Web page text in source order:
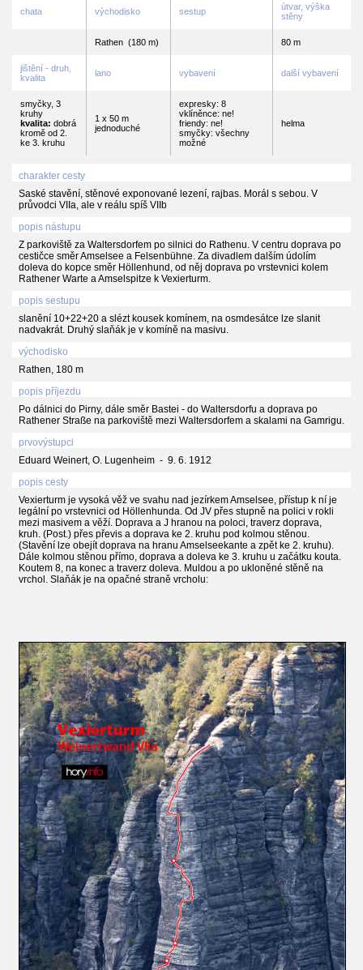
chata východisko sestup
útvar, výška
stěny
Rathen (180 m) 80 m
jištění - druh,
kvalita
lano vybavení další vybavení
smyčky, 3
kruhy
kvalita: dobrá
kromě od 2.
ke 3. kruhu
1 x 50 m
jednoduché
expresky: 8
vklíněnce: ne!
friendy: ne!
smyčky: všechny
možné
helma
charakter cesty
Saské stavění, stěnové exponované lezení, rajbas. Morál s sebou. V
průvodci VIIa, ale v reálu spíš VIIb
popis nástupu
Z parkoviště za Waltersdorfem po silnici do Rathenu. V centru doprava po
cestičce směr Amselsee a Felsenbühne. Za divadlem dalším údolím
doleva do kopce směr Höllenhund, od něj doprava po vrstevnici kolem
Rathener Warte a Amselspitze k Vexierturm.
popis sestupu
slanění 10+22+20 a slézt kousek komínem, na osmdesátce lze slanit
nadvakrát. Druhý slaňák je v komíně na masivu.
východisko
Rathen, 180 m
popis příjezdu
Po dálnici do Pirny, dále směr Bastei - do Waltersdorfu a doprava po
Rathener Straße na parkoviště mezi Waltersdorfem a skalami na Gamrigu.
prvovýstupci
Eduard Weinert, O. Lugenheim - 9. 6. 1912
popis cesty
Vexierturm je vysoká věž ve svahu nad jezírkem Amselsee, přístup k ní je
legální po vrstevnici od Höllenhunda. Od JV přes stupně na polici v rokli
mezi masivem a věží. Doprava a J hranou na poloci, traverz doprava,
kruh. (Post.) přes převis a doprava ke 2. kruhu pod kolmou stěnou.
(Stavění lze obejít doprava na hranu Amselseekante a zpět ke 2. kruhu).
Dále kolmou stěnou přímo, doprava a doleva ke 3. kruhu u začátku kouta.
Koutem 8, na konec a traverz doleva. Muldou a po ukloněné stěně na
vrchol. Slaňák je na opačné straně vrcholu: